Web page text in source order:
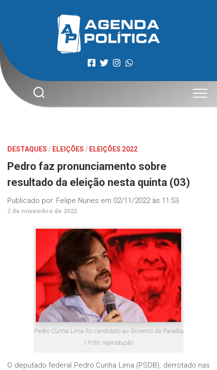
DESTAQUES / ELEIÇÕES / ELEIÇÕES 2022
Pedro faz pronunciamento sobre
resultado da eleição nesta quinta (03)
Publicado por: Felipe Nunes em 02/11/2022 às 11:53
2 de novembro de 2022
Pedro Cunha Lima foi candidato ao Governo da Paraíba
/ Foto: reprodução
O deputado federal Pedro Cunha Lima (PSDB), derrotado nas